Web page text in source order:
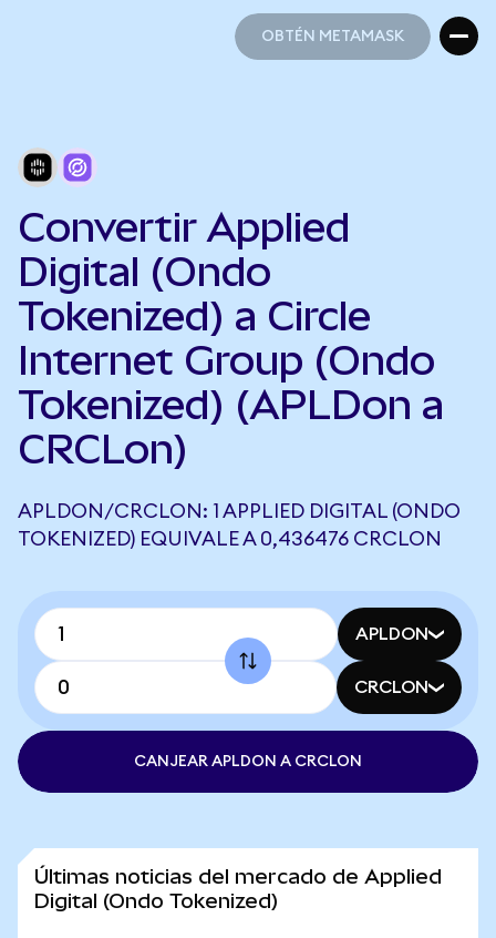
OBTÉN METAMASK
Convertir Applied
Digital (Ondo
Tokenized) a Circle
Internet Group (Ondo
Tokenized) (APLDon a
CRCLon)
APLDON/CRCLON: 1 APPLIED DIGITAL (ONDO
TOKENIZED) EQUIVALE A 0,436476 CRCLON
APLDON
CRCLON
CANJEAR APLDON A CRCLON
Últimas noticias del mercado de Applied
Digital (Ondo Tokenized)